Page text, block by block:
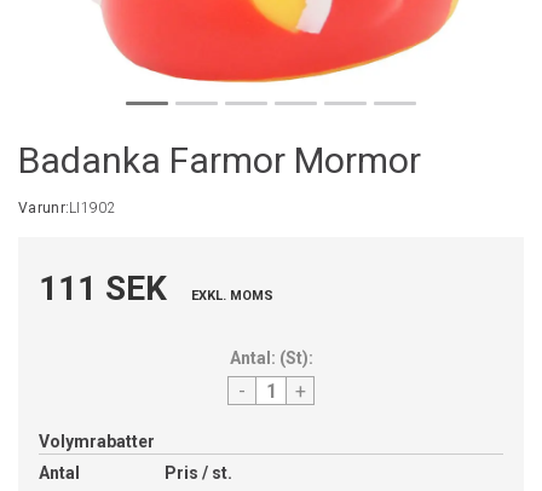
Badanka Farmor Mormor
Varunr:LI1902
111 SEK EXKL. MOMS
Antal: (St):
- +
Volymrabatter
Antal
Pris / st.